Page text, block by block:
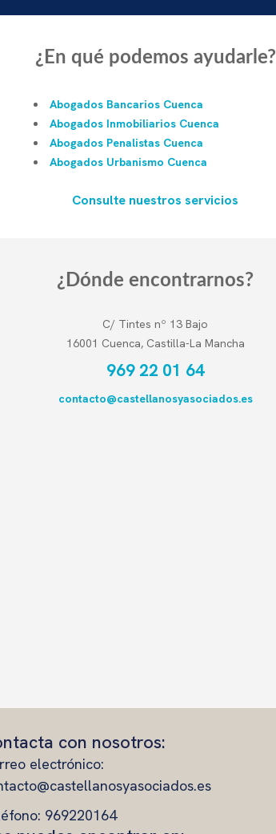
¿En qué podemos ayudarle?
Abogados Bancarios Cuenca
Abogados Inmobiliarios Cuenca
Abogados Penalistas Cuenca
Abogados Urbanismo Cuenca
Consulte nuestros servicios
¿Dónde encontrarnos?
C/ Tintes nº 13 Bajo
16001 Cuenca, Castilla-La Mancha
969 22 01 64
contacto@castellanosyasociados.es
con nosotros:
electrónico:
969220164